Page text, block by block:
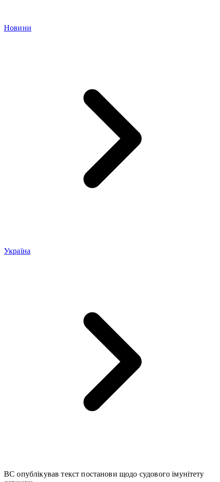
Новини
Україна
ВС опублікував текст постанови щодо судового імунітету